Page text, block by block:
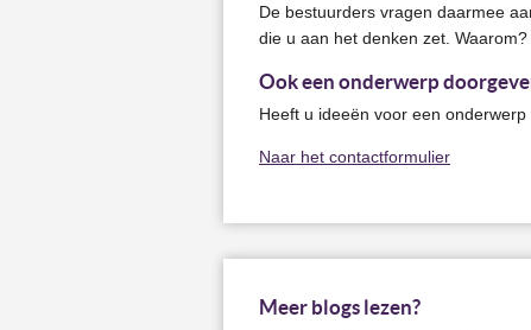
De bestuurders vragen daarmee
die u aan het denken zet.
Ook een onderwerp
Heeft u ideeën voor een
Naar het contactformulier
Meer blogs lezen?